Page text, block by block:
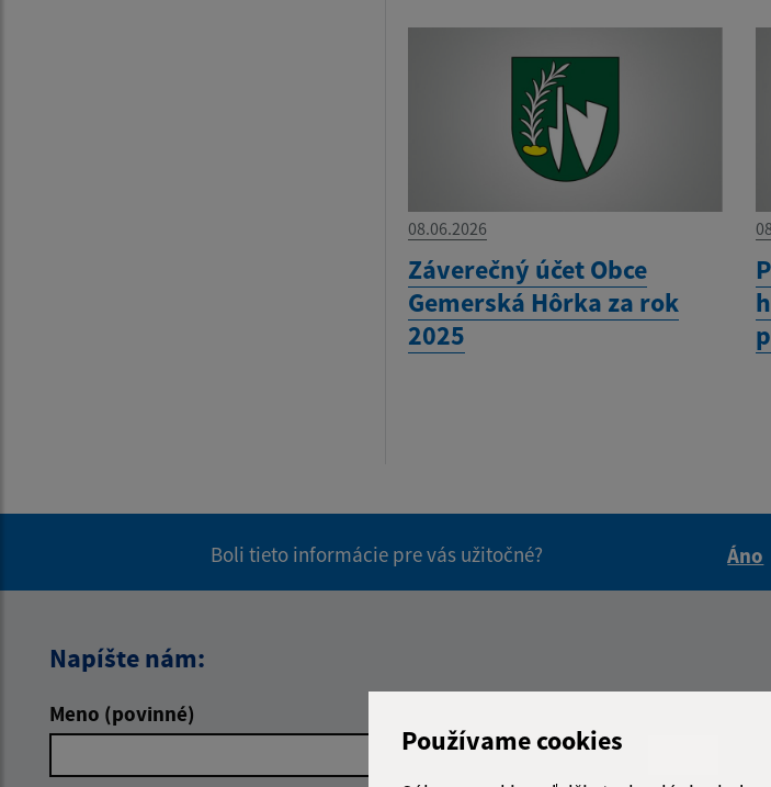
Používame cookies
08.06.2026
Záverečný účet Obce
Gemerská Hôrka za rok
2025
Boli tieto informácie pre vás užitočné?
Áno
Napíšte nám:
Meno (povinné)